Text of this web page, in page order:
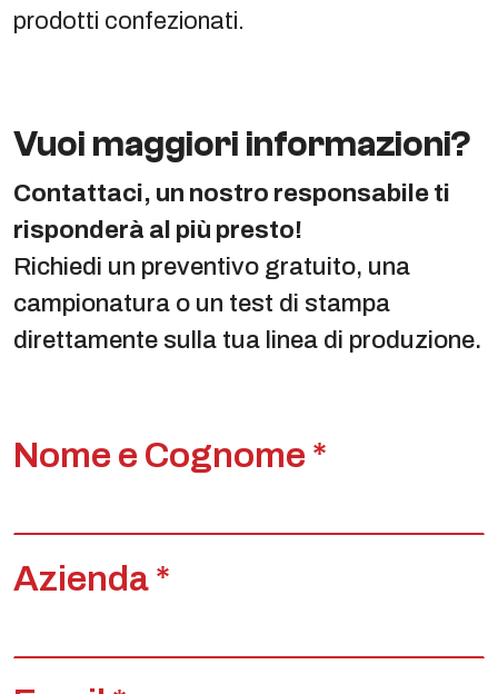
prodotti confezionati.
Vuoi maggiori informazioni?
Contattaci, un nostro responsabile ti
risponderà al più presto!
Richiedi un preventivo gratuito, una
campionatura o un test di stampa
direttamente sulla tua linea di produzione.
Nome e Cognome *
Azienda *